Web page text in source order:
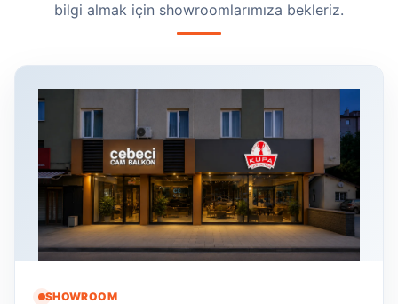
bilgi almak için showroomlarımıza bekleriz.
SHOWROOM